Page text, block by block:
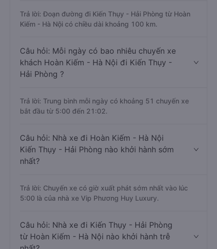
Trả lời: Đoạn đường đi Kiến Thụy - Hải Phòng từ Hoàn
Kiếm - Hà Nội có chiều dài khoảng 100 km.
Câu hỏi: Mỗi ngày có bao nhiêu chuyến xe
khách Hoàn Kiếm - Hà Nội đi Kiến Thụy -
Hải Phòng ?
Trả lời: Trung bình mỗi ngày có khoảng 51 chuyến xe
bắt đầu từ 5:00 đến 21:02.
Câu hỏi: Nhà xe đi Hoàn Kiếm - Hà Nội
Kiến Thụy - Hải Phòng nào khởi hành sớm
nhất?
Trả lời: Chuyến xe có giờ xuất phát sớm nhất vào lúc
5:00 là của nhà xe Vip Phương Huy Luxury.
Câu hỏi: Nhà xe đi Kiến Thụy - Hải Phòng
từ Hoàn Kiếm - Hà Nội nào khởi hành trễ